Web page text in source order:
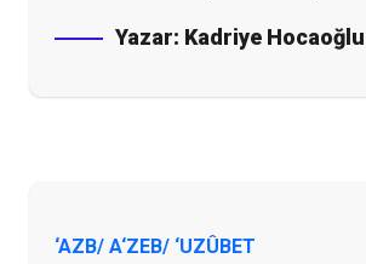
Yazar: Kadriye
‘AZB/ A‘ZEB/ ‘UZÛBET